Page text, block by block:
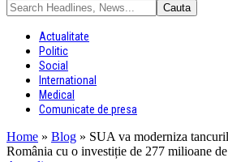
Actualitate
Politic
Social
International
Medical
Comunicate de presa
Home » Blog » SUA va moderniza
România cu o investiție de 277 milioane